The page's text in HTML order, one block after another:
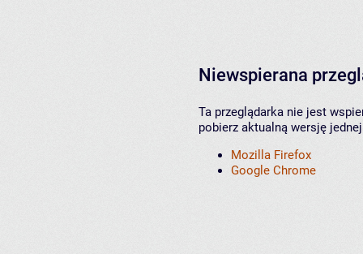
Niewspierana
Ta przeglądarka nie jest
pobierz aktualną wersję
Mozilla Firefox
Google Chrome